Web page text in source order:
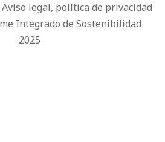
Aviso legal, política de privacidad
Integrado de Sostenibilidad
2025